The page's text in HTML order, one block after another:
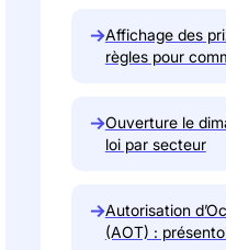
→Affichage des
règles pour
→Ouverture le
loi par secteur
→Autorisation
(AOT) :